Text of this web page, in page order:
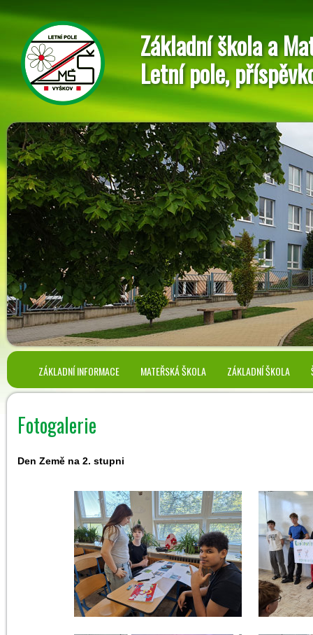
Základní škola a
Letní pole,
ZÁKLADNÍ INFORMACE MATEŘSKÁ ŠKOLA ZÁKLADNÍ ŠKOLA
Fotogalerie
Den Země na 2. stupni